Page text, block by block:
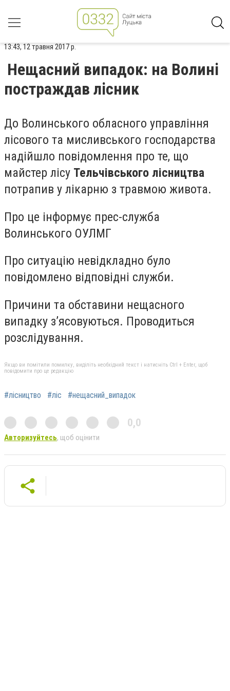
13:43, 12 травня 2017 р.
Нещасний випадок: на Волині
постраждав лісник
До Волинського обласного управління
лісового та мисливського господарства
надійшло повідомлення про те, що
майстер лісу Тельчівського лісництва
потрапив у лікарню з травмою живота.
Про це інформує прес-служба
Волинського ОУЛМГ
Про ситуацію невідкладно було
повідомлено відповідні служби.
Причини та обставини нещасного
випадку з’ясовуються. Проводиться
розслідування.
Якщо ви помітили помилку, виділіть необхідний текст і натисніть Ctrl + Enter, щоб
повідомити про це редакцію
#лісництво #ліс #нещасний_випадок
0,0
Авторизуйтесь, щоб оцінити